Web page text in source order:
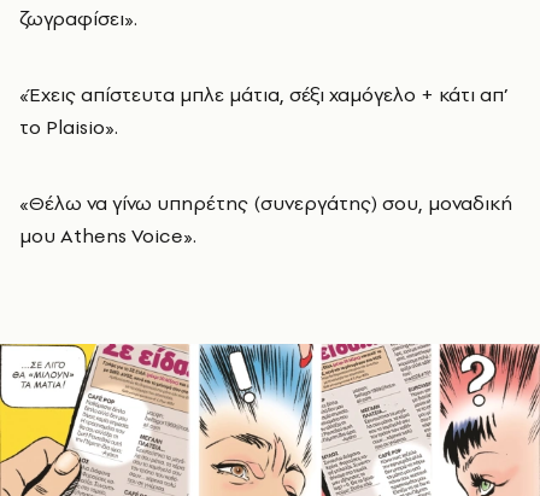
ζωγραφίσει».
«Έχεις απίστευτα μπλε μάτια, σέξι χαμόγελο + κάτι απ’
το Plaisio».
«Θέλω να γίνω υπηρέτης (συνεργάτης) σου, μοναδική
μου Athens Voice».